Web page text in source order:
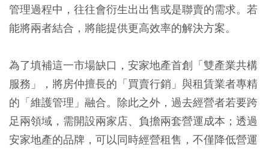
管理過程中，往往會衍生出出售或是聯賣的需求。若
能將兩者結合，將能提供更高效率的解決方案。
為了填補這一市場缺口，安家地產首創「雙產業共構
服務」，將房仲擅長的「買賣行銷」與租賃業者專精
的「維護管理」融合。除此之外，過去經營者若要跨
足兩領域，需開設兩家店、負擔兩套營運成本；透過
安家地產的品牌，可以同時經營租售，不僅降低營運